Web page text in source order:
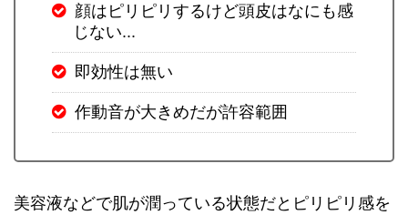
顔はピリピリするけど頭皮はなにも感
じない...
即効性は無い
作動音が大きめだが許容範囲
美容液などで肌が潤っている状態だとピリピリ感を